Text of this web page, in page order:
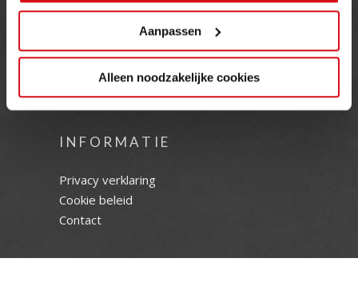
Aanpassen
Alleen noodzakelijke cookies
08.00 TOT 17.00 UUR
ZATERDAG (enkel showroom)
09.00 TOT 12.00 UUR
ZONDAG
INFORMATIE
Privacy verklaring
Cookie beleid
Contact